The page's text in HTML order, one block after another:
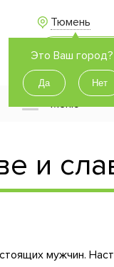
Тюмень
Это Ваш город?
Меню
и
мужчин.